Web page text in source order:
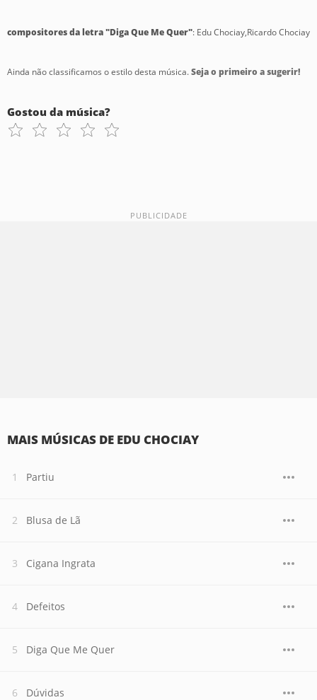
compositores da letra "Diga Que Me Quer": Edu Chociay,Ricardo Chociay
Ainda não classificamos o estilo desta música.Seja o primeiro a sugerir!
Gostou da música?
MAIS MÚSICAS DE EDU CHOCIAY
Partiu
Blusa de Lã
Cigana Ingrata
Defeitos
Diga Que Me Quer
Dúvidas